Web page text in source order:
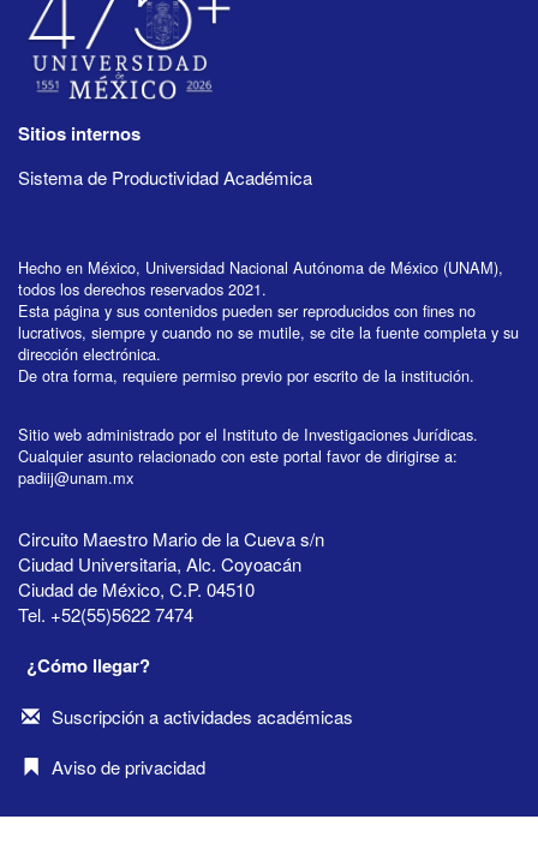
Sitios internos
Sistema de Productividad Académica
Hecho en México, Universidad Nacional Autónoma de México (UNAM),
todos los derechos reservados 2021.
Esta página y sus contenidos pueden ser reproducidos con fines no
lucrativos, siempre y cuando no se mutile, se cite la fuente completa y su
dirección electrónica.
De otra forma, requiere permiso previo por escrito de la institución.
Sitio web administrado por el Instituto de Investigaciones Jurídicas.
Cualquier asunto relacionado con este portal favor de dirigirse a:
padiij@unam.mx
Circuito Maestro Mario de la Cueva s/n
Ciudad Universitaria, Alc. Coyoacán
Ciudad de México, C.P. 04510
Tel. +52(55)5622 7474
¿Cómo llegar?
Suscripción a actividades académicas
Aviso de privacidad